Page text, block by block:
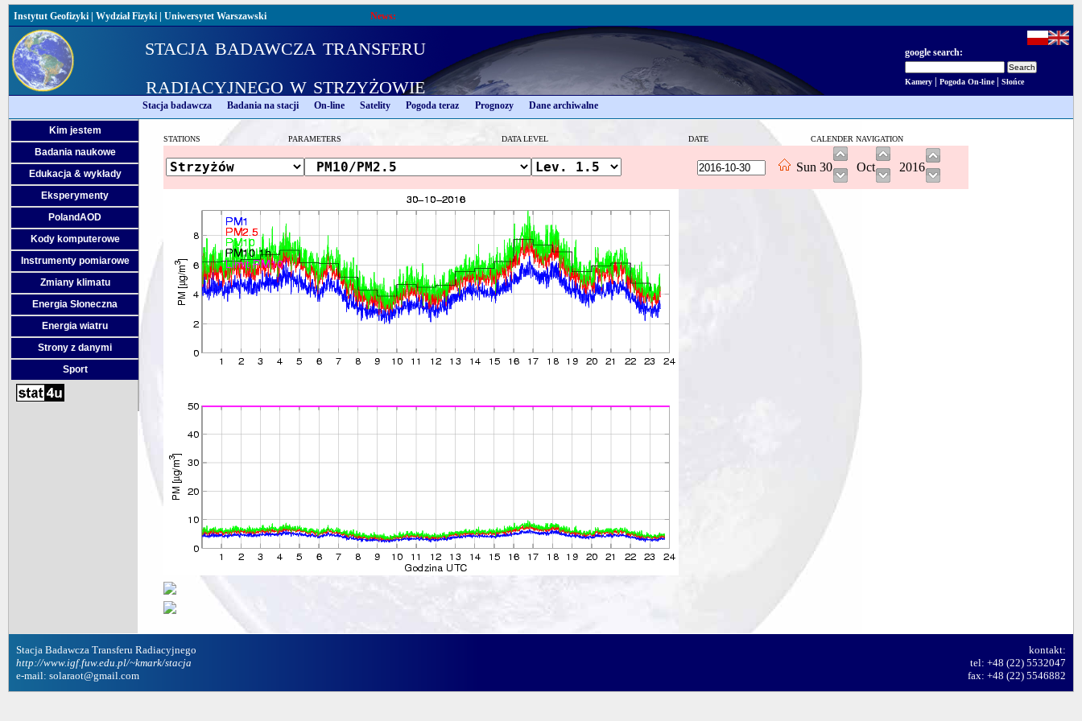
Instytut Geofizyki | Wydział Fizyki | Uniwersytet Warszawski News:
stacja badawcza transferu
radiacyjnego w strzyżowie
google search:
Kamery Pogoda On-line| Słońce
Stacja badawcza Badania na stacji On-line Satelity Pogoda teraz Prognozy Dane archiwalne
Kim jestem
Badania naukowe
Edukacja & wykłady
Eksperymenty
PolandAOD
Kody komputerowe
Instrumenty pomiarowe
Zmiany klimatu
Energia Słoneczna
Energia wiatru
Strony z danymi
Sport
STATIONS PARAMETERS DATA LEVEL DATE CALENDER NAVIGATION
Sun 30 Oct 2016
Stacja Badawcza Transferu Radiacyjnego
http://www.igf.fuw.edu.pl/~kmark/stacja
e-mail: solaraot@gmail.com
kontakt:
tel: +48 (22) 5532047
fax: +48 (22) 5546882